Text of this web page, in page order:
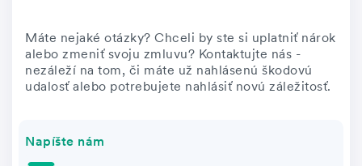
Máte nejaké otázky? Chceli by ste si uplatniť nárok
alebo zmeniť svoju zmluvu? Kontaktujte nás -
nezáleží na tom, či máte už nahlásenú škodovú
udalosť alebo potrebujete nahlásiť novú záležitosť.
Napíšte nám